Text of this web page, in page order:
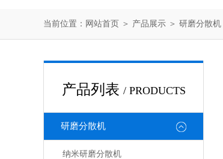
当前位置： 网站首页 ＞ 产品展示 ＞ 研磨分散机
产品列表 / PRODUCTS
研磨分散机
纳米研磨分散机